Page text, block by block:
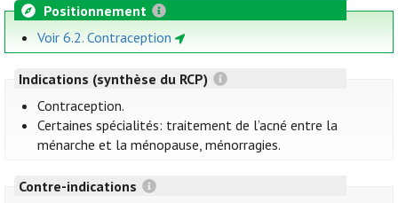
Positionnement
Voir 6.2. Contraception
Indications (synthèse du RCP)
Contraception.
Certaines spécialités: traitement de l’acné entre la
ménarche et la ménopause, ménorragies.
Contre-indications